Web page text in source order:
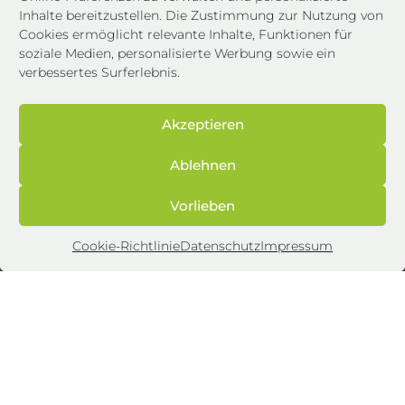
Inhalte bereitzustellen. Die Zustimmung zur Nutzung von
Cookies ermöglicht relevante Inhalte, Funktionen für
soziale Medien, personalisierte Werbung sowie ein
verbessertes Surferlebnis.
Akzeptieren
Ablehnen
Vorlieben
Cookie-RichtlinieDatenschutzImpressum
+
Dadas
Bayram
Sales
Director